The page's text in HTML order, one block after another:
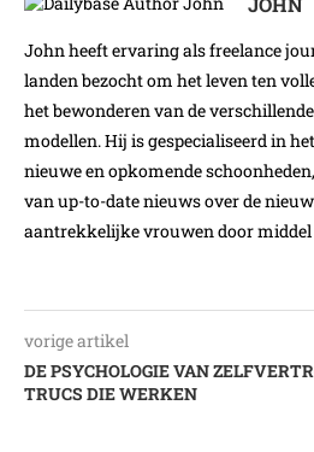
John heeft ervaring als freelance
landen bezocht om het leven ten
het bewonderen van de
modellen. Hij is gespecialiseerd in
nieuwe en opkomende
van up-to-date nieuws over de
aantrekkelijke vrouwen door
vorige artikel
DE PSYCHOLOGIE VAN
TRUCS DIE WERKEN